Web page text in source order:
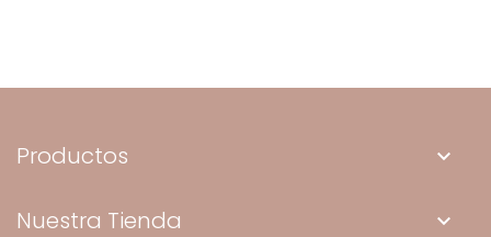
Productos keyboard_arrow_down
Nuestra Tienda keyboard_arrow_down